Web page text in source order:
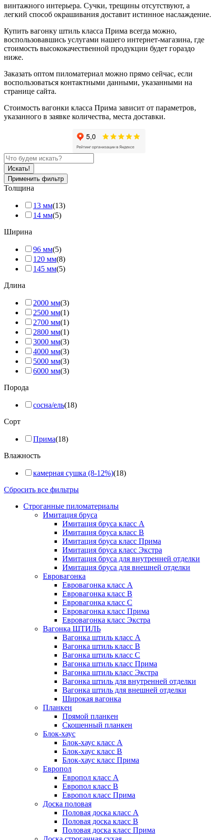
винтажного интерьера. Сучки, трещины отсутствуют, а
легкий способ окрашивания доставит истинное наслаждение.
Купить вагонку штиль класса Прима всегда можно,
воспользовавшись услугами нашего интернет-магазина, где
стоимость высококачественной продукции будет гораздо
ниже.
Заказать оптом пиломатериал можно прямо сейчас, если
воспользоваться контактными данными, указанными на
странице сайта.
Стоимость вагонки класса Прима зависит от параметров,
указанного в заявке количества, места доставки.
Применить фильтр
Толщина
13 мм(13)
14 мм(5)
Ширина
96 мм(5)
120 мм(8)
145 мм(5)
Длина
2000 мм(3)
2500 мм(1)
2700 мм(1)
2800 мм(1)
3000 мм(3)
4000 мм(3)
5000 мм(3)
6000 мм(3)
Порода
сосна/ель(18)
Сорт
Прима(18)
Влажность
камерная сушка (8-12%)(18)
Сбросить все фильтры
Строганные пиломатериалы
Имитация бруса
Имитация бруса класс А
Имитация бруса класс B
Имитация бруса класс Прима
Имитация бруса класс Экстра
Имитация бруса для внутренней отделки
Имитация бруса для внешней отделки
Евровагонка
Евровагонка класс А
Евровагонка класс B
Евровагонка класс C
Евровагонка класс Прима
Евровагонка класс Экстра
Вагонка ШТИЛЬ
Вагонка штиль класс А
Вагонка штиль класс B
Вагонка штиль класс C
Вагонка штиль класс Прима
Вагонка штиль класс Экстра
Вагонка штиль для внутренней отделки
Вагонка штиль для внешней отделки
Широкая вагонка
Планкен
Прямой планкен
Скошенный планкен
Блок-хаус
Блок-хаус класс А
Блок-хаус класс B
Блок-хаус класс Прима
Европол
Европол класс А
Европол класс B
Европол класс Прима
Доска половая
Половая доска класс А
Половая доска класс B
Половая доска класс Прима